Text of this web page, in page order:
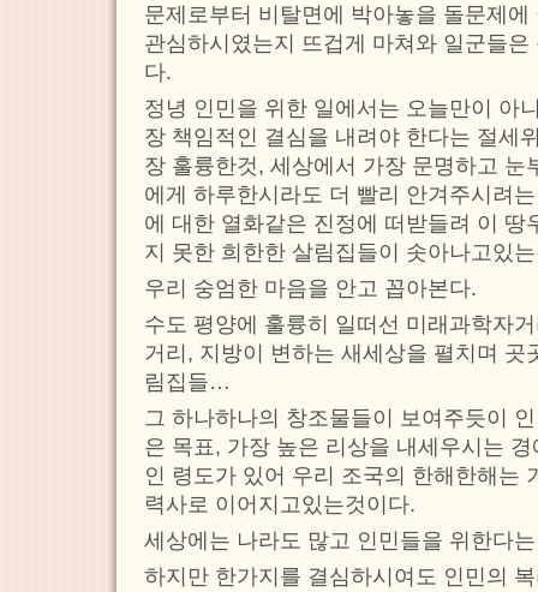
문제로부터 비탈면에 박아놓을 돌문제
관심하시였는지 뜨겁게 마쳐와 일군들
다.
정녕 인민을 위한 일에서는 오늘만이 아
장 책임적인 결심을 내려야 한다는 절세
장 훌륭한것, 세상에서 가장 문명하고 눈
에게 하루한시라도 더 빨리 안겨주시려
에 대한 열화같은 진정에 떠받들려 이 땅
지 못한 희한한 살림집들이 솟아나고있
우리 숭엄한 마음을 안고 꼽아본다.
수도 평양에 훌륭히 일떠선 미래과학자
거리, 지방이 변하는 새세상을 펼치며 곳
림집들…
그 하나하나의 창조물들이 보여주듯이
은 목표, 가장 높은 리상을 내세우시는
인 령도가 있어 우리 조국의 한해한해는
력사로 이어지고있는것이다.
세상에는 나라도 많고 인민들을 위한다
하지만 한가지를 결심하시여도 인민의